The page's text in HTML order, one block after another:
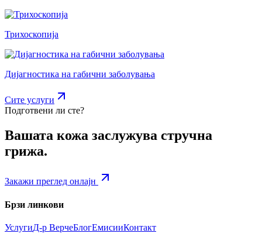
Трихоскопија
Дијагностика на габични заболувања
Сите услуги
Подготвени ли сте?
Вашата кожа заслужува стручна
грижа.
Закажи преглед онлајн
Брзи линкови
УслугиД-р ВерчеБлогЕмисииКонтакт